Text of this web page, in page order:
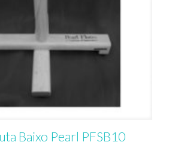
Baixo Pearl PFSB10